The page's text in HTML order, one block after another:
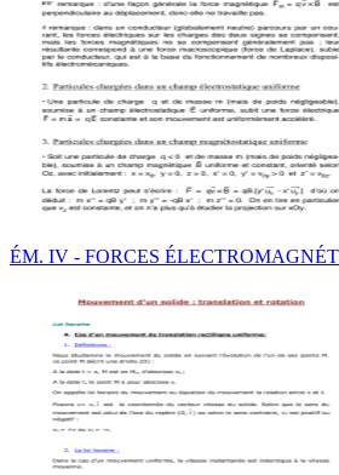
ÉM. IV - FORCES